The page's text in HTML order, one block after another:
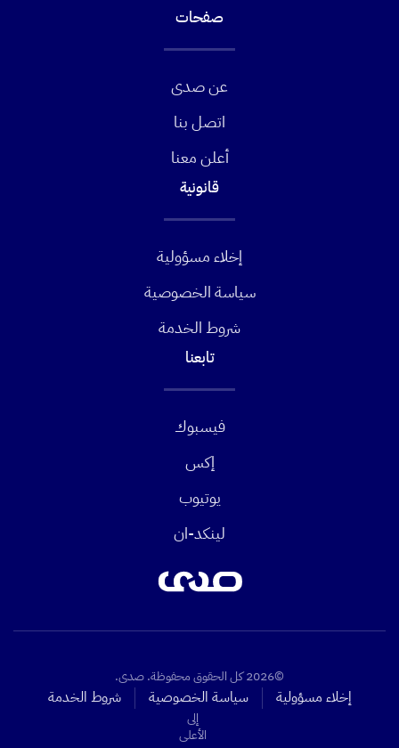
صفحات
عن صدى
اتصل بنا
أعلن معنا
قانونية
إخلاء مسؤولية
سياسة الخصوصية
شروط الخدمة
تابعنا
فيسبوك
إكس
يوتيوب
لينكد-ان
©2026 كل الحقوق محفوظة. صدى.
إخلاء مسؤولية سياسة الخصوصية شروط الخدمة
إلى
الأعلى